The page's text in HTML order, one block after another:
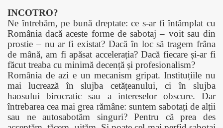
INCOTRO?
Ne întrebăm, pe bună dreptate: ce s-ar fi întâmplat cu
România dacă aceste forme de sabotaj – voit sau din
prostie – nu ar fi existat? Dacă în loc să tragem frâna
de mână, am fi apăsat accelerația? Dacă fiecare și-ar fi
făcut treaba cu minimă decență și profesionalism?
România de azi e un mecanism gripat. Instituțiile nu
mai lucrează în slujba cetățeanului, ci în slujba
haosului birocratic sau a intereselor obscure. Dar
întrebarea cea mai grea rămâne: suntem sabotați de alții
sau ne autosabotăm singuri? Pentru că prea des